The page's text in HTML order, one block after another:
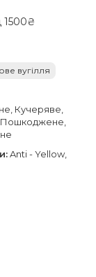
1500₴
вугілля
Кучеряве,
Anti - Yellow,